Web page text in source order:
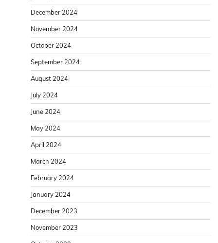
December 2024
November 2024
October 2024
September 2024
August 2024
July 2024
June 2024
May 2024
April 2024
March 2024
February 2024
January 2024
December 2023
November 2023